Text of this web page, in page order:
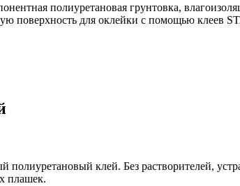
полиуретановая грунтовка,
поверхность для оклейки с помощью клеев
полиуретановый клей. Без растворителей,
плашек.